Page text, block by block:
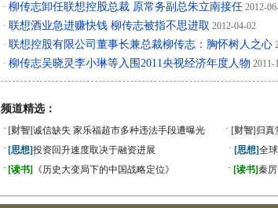
· 柳传志卸任联想控股总裁 原常务副总朱立南接任 2012-
· 联想酒业急进赚快钱 柳传志被指不思进取 2012-04-02
· 联想控股有限公司董事长兼总裁柳传志：胸怀树人之心
· 柳传志吴晓灵李小琳等入围2011央视经济年度人物 2011-
频道精选：
· [财智]诚信缺失 家乐福超市多种违法手段遭曝光 · [财智] 归真
· [思想]投资回升速度取决于融资进展 · [思想]全
· [读书] 《历史大变局下的中国战略定位》 · [读书]秦